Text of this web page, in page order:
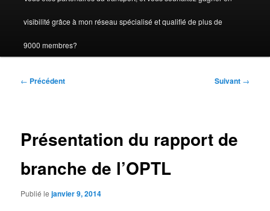
visibilité grâce à mon réseau spécialisé et qualifié de plus de
9000 membres?
Navigation
← Précédent Suivant →
Présentation du rapport de
branche de l’OPTL
Publié lejanvier 9, 2014